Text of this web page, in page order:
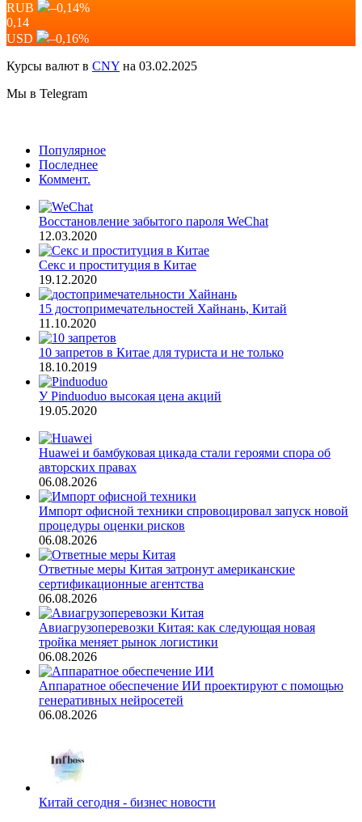
RUB
–0,14%
0,14
USD
–0,16%
Курсы валют в CNY на 03.02.2025
Мы в Telegram
Популярное
Последнее
Коммент.
Восстановление забытого пароля WeChat
12.03.2020
Секс и проституция в Китае
19.12.2020
15 достопримечательностей Хайнань, Китай
11.10.2020
10 запретов в Китае для туриста и не только
18.10.2019
У Pinduoduo высокая цена акций
19.05.2020
Huawei и бамбуковая цикада стали героями спора об
авторских правах
06.08.2026
Импорт офисной техники спровоцировал запуск новой
процедуры оценки рисков
06.08.2026
Ответные меры Китая затронут американские
сертификационные агентства
06.08.2026
Авиагрузоперевозки Китая: как следующая новая
тройка меняет рынок логистики
06.08.2026
Аппаратное обеспечение ИИ проектируют с помощью
генеративных нейросетей
06.08.2026
Китай сегодня - бизнес новости